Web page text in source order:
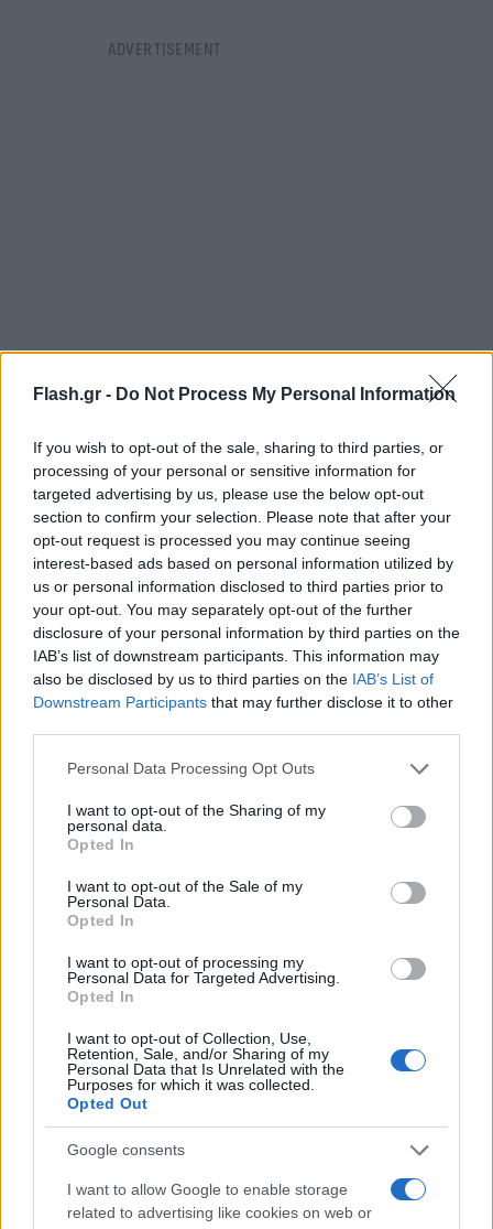
Flash.gr - Do Not Process My Personal Information
If you wish to opt-out of the sale, sharing to third parties, or
processing of your personal or sensitive information for
targeted advertising by us, please use the below opt-out
section to confirm your selection. Please note that after your
opt-out request is processed you may continue seeing
interest-based ads based on personal information utilized by
us or personal information disclosed to third parties prior to
your opt-out. You may separately opt-out of the further
disclosure of your personal information by third parties on the
IAB’s list of downstream participants. This information may
also be disclosed by us to third parties on the IAB’s List of
Downstream Participants that may further disclose it to other
Please note that this website/app uses one or more Google
not limited to your visit or usage behaviour. You may click to
grant or deny consent to Google and its third-party tags to
use your data for below specified purposes in below Google
consent section.
Personal Data Processing Opt Outs
I want to opt-out of the Sharing of my
personal data.
Opted In
I want to opt-out of the Sale of my
Personal Data.
Opted In
I want to opt-out of processing my
Personal Data for Targeted Advertising.
Opted In
I want to opt-out of Collection, Use,
Retention, Sale, and/or Sharing of my
Personal Data that Is Unrelated with the
Purposes for which it was collected.
Opted Out
Google consents
I want to allow Google to enable storage
related to advertising like cookies on web or
δικτύωσης δείχνουν μια τεράστια πύρινη σφαίρα
να φωτίζει τον νυκτερινό ουρανό.
Tashkent, Uzbekistan ❗
The moment of tonight’s explosion 💥 in Tashkent
was caught on video. The warehouse ‘Tamozhennyy’
in “Stroitelny”, exploded 💥. A major fire started.
Preliminary the explosion occurred in a warehouse
owned by Inter Logistics LLC. 🔥🔥🔥
pic.twitter.com/ncTIJZ0On1
September 27, 2023
Τα τζάμια πολλών σπιτιών στην περιοχή έσπασαν,
ενώ σε κάποια έχουν σημειωθεί ζημιές στο
εσωτερικό τους. Ασθενοφόρα συνεχίζουν να
δημοσιογράφο του AFP που βρίσκεται στο σημείο.